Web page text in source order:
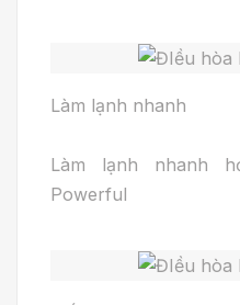
Làm lạnh nhanh
Làm lạnh nhanh
Powerful